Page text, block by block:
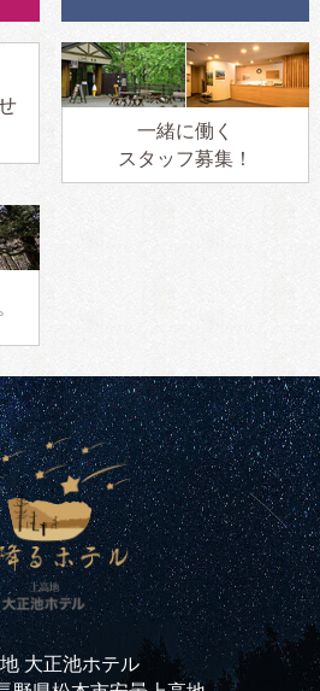
一緒に働く
スタッフ募集！
大正池ホテル